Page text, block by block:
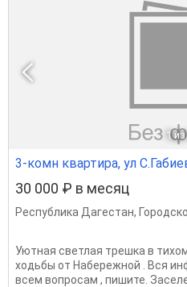
1 из
3-комн квартира, ул
30 000 ₽ в месяц
Республика Дагестан,
Уютная светлая трешка в
ходьбы от Набережной . Вся
всем вопросам , пишите.